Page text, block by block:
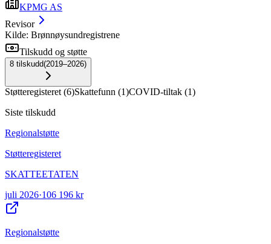
KPMG AS
Revisor
Kilde: Brønnøysundregistrene
Tilskudd og støtte
8 tilskudd(2019–2026)
Støtteregisteret (6)Skattefunn (1)COVID-tiltak (1)
Siste tilskudd
Regionalstøtte
Støtteregisteret
SKATTEETATEN
juli 2026·106 196 kr
Regionalstøtte